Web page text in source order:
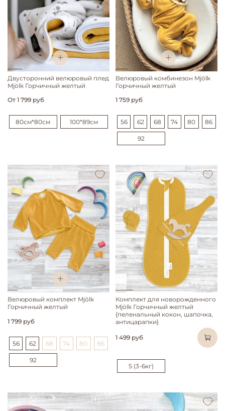
Двусторонний велюровый плед
Mjölk Горчичный желтый
От 1 799 руб
80см*80см 100*89см
Велюровый комбинезон Mjölk
Горчичный желтый
1 759 руб
56 62 68 74 80 86
92
Велюровый комплект Mjölk
Горчичный желтый
1 799 руб
56 62 68 74 80 86
92
Комплект для новорожденного
Mjölk Горчичный желтый
{пеленальный кокон, шапочка,
антицарапки}
1 499 руб
S (3-6кг)